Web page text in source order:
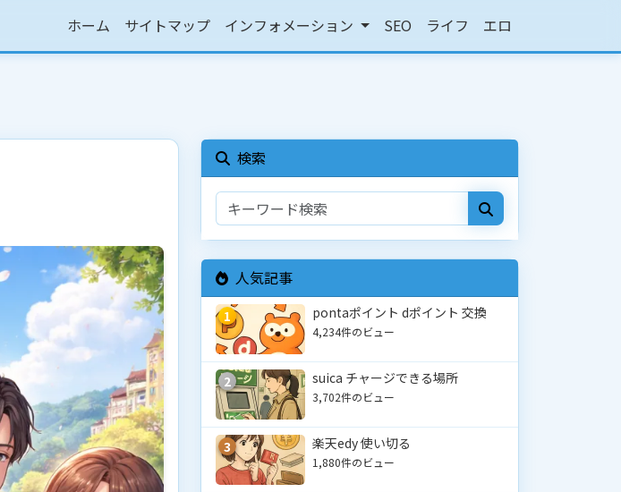
ホーム サイトマップ インフォメーション SEO ライフ エロ
検索
人気記事
1 pontaポイント dポイント 交換
4,234件のビュー
2 suica チャージできる場所
3,702件のビュー
3 楽天edy 使い切る
1,880件のビュー